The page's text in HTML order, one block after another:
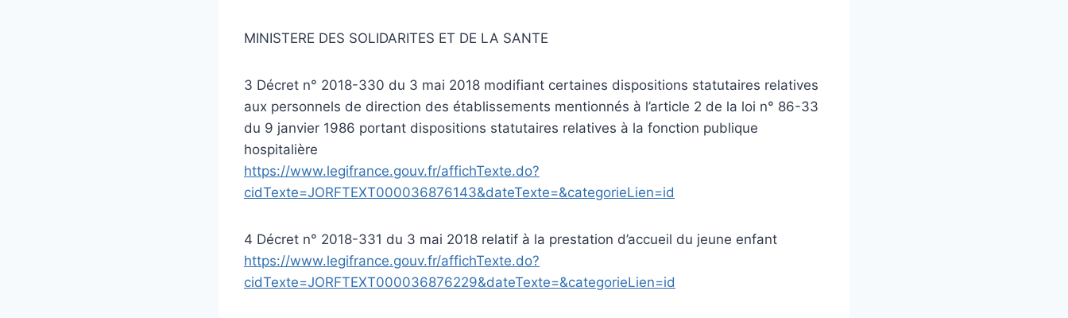
MINISTERE DES SOLIDARITES ET DE LA SANTE
3 Décret n° 2018-330 du 3 mai 2018 modifiant certaines dispositions statutaires relatives
aux personnels de direction des établissements mentionnés à l’article 2 de la loi n° 86-33
du 9 janvier 1986 portant dispositions statutaires relatives à la fonction publique
hospitalière
https://www.legifrance.gouv.fr/affichTexte.do?
cidTexte=JORFTEXT000036876143&dateTexte=&categorieLien=id
4 Décret n° 2018-331 du 3 mai 2018 relatif à la prestation d’accueil du jeune enfant
https://www.legifrance.gouv.fr/affichTexte.do?
cidTexte=JORFTEXT000036876229&dateTexte=&categorieLien=id